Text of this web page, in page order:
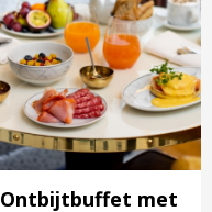
Ontbijtbuffet met